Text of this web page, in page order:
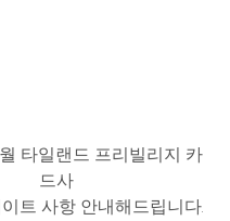
타일랜드 프리빌리지 카
드사
트 사항 안내해드립니다.